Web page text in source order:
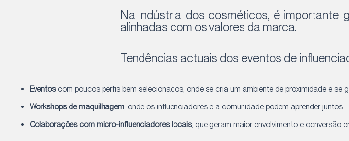
Na indústria dos cosméticos, é importante
alinhadas com os valores da marca.
Tendências actuais dos eventos de
Eventoscom poucos perfis bem selecionados, onde se cria um ambiente de proximidade e se
Workshops de maquilhagem, onde os influenciadores e a comunidade podem aprender juntos.
Colaborações com micro-influenciadores locais, que geram maior envolvimento e conversão